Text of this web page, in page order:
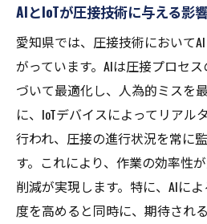
AIとIoTが圧接技術に与える影
愛知県では、圧接技術において
がっています。AIは圧接プロセ
づいて最適化し、人為的ミスを
に、IoTデバイスによってリアル
行われ、圧接の進行状況を常に
す。これにより、作業の効率性
削減が実現します。特に、AIに
度を高めると同時に、期待され